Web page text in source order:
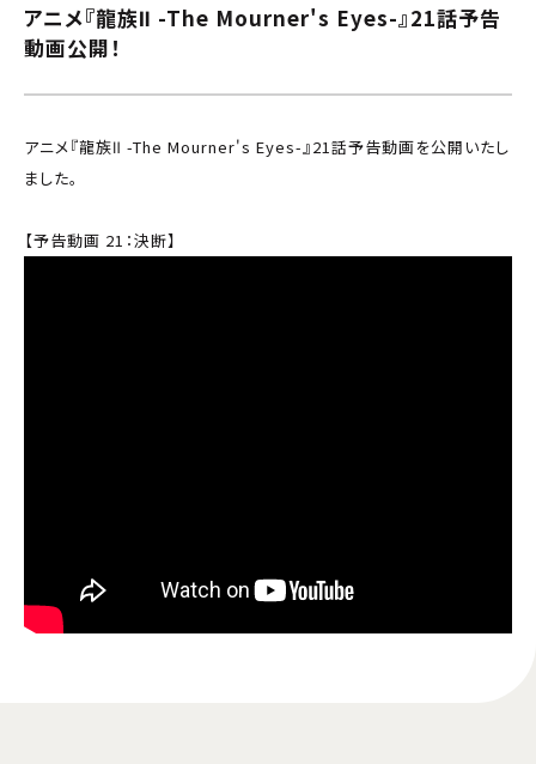
アニメ『龍族Ⅱ -The Mourner's Eyes-』21話予告
動画公開！
アニメ『龍族Ⅱ -The Mourner's Eyes-』21話予告動画を公開いたし
ました。
【予告動画 21：決断】